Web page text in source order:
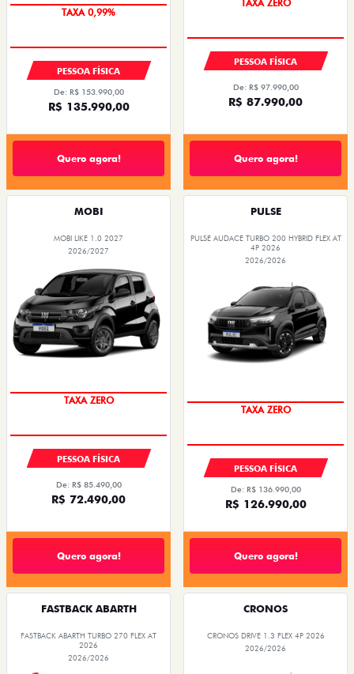
PESSOA FÍSICA
De: R$ 153.990,00
R$ 135.990,00
Quero agora!
PESSOA FÍSICA
De: R$ 97.990,00
R$ 87.990,00
Quero agora!
MOBI
MOBI LIKE 1.0 2027
2026/2027
PESSOA FÍSICA
De: R$ 85.490,00
R$ 72.490,00
Quero agora!
PULSE
PULSE AUDACE TURBO 200 HYBRID FLEX AT
4P 2026
2026/2026
PESSOA FÍSICA
De: R$ 136.990,00
R$ 126.990,00
Quero agora!
FASTBACK ABARTH
FASTBACK ABARTH TURBO 270 FLEX AT
2026
2026/2026
CRONOS
CRONOS DRIVE 1.3 FLEX 4P 2026
2026/2026